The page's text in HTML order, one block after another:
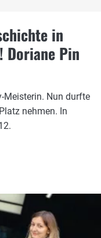
in
Doriane Pin
Meisterin. Nun durfte
nehmen. In